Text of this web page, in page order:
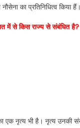
का प्रतिनिधित्व किया हैं।
में से किस राज्य से संबंधित है?
एक नृत्य भी है। नृत्य